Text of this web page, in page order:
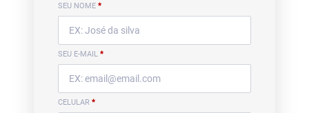
SEU NOME *
SEU E-MAIL *
CELULAR *